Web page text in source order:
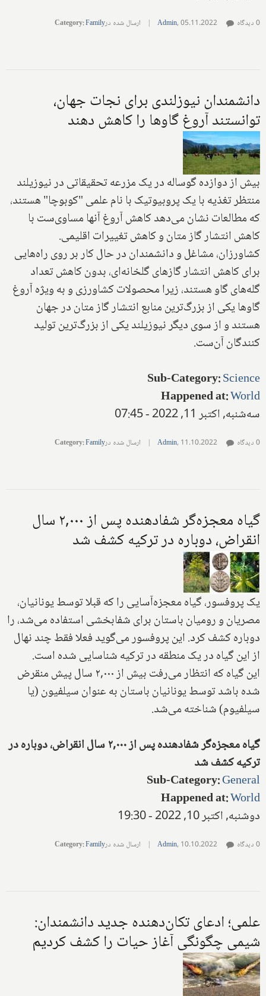
Admin,05.11.2022
| ارسال شده در Category:Family 0 دیدگاه
دانشمندان نیوزلندی برای نجات جهان،
توانستند آروغ گاوها را کاهش دهند
بیش از دوازده گوساله در یک مزرعه تحقیقاتی در نیوزیلند
منتظر تغذیه با یک پروبیوتیک با نام علمی "کوبوچا" هستند،
که مطالعات نشان می‌دهد کاهش آروغ آنها مساوی‌ست با
کاهش انتشار گاز متان و کاهش تغییرات اقلیمی.
کشاورزان، مشاغل و دانشمندان در حال کار بر روی راه‌هایی
برای کاهش انتشار گازهای گلخانه‌ای، بدون کاهش تعداد
گله‌های گاو هستند، زیرا محصولات کشاورزی و به ویژه آروغ
گاوها یکی از بزرگ‌ترین منابع انتشار گاز متان در جهان
هستند و از سوی دیگر نیوزیلند یکی از بزرگ‌ترین تولید
کنندگان آن‌ست.
Sub-Category:Science
Happened at:World
سه‌شنبه, اکتبر 11, 2022 - 07:45
Admin, 11.10.2022
| ارسال شده در Category:Family 0 دیدگاه
گیاه معجزه‌گر شفادهنده پس از ۲,۰۰۰ سال
انقراض، دوباره در ترکیه کشف شد
یک پروفسور، گیاه معجزه‌آسایی را که قبلا توسط یونانیان،
مصریان و رومیان باستان برای شفابخشی استفاده می‌شد، را
دوباره کشف کرد. این پروفسور می‌گوید فعلا فقط چند نهال
از این گیاه در یک منطقه در ترکیه شناسایی شده است.
این گیاه که انتظار می‌رفت بیش از ۲,۰۰۰ سال پیش منقرض
شده باشد توسط یونانیان باستان به عنوان سیلفیون (یا
سیلفیوم) شناخته می‌شد.
گیاه معجزه‌گر شفادهنده پس از ۲,۰۰۰ سال انقراض، دوباره در
ترکیه کشف شد
Sub-Category:General
Happened at:World
دوشنبه, اکتبر 10, 2022 - 19:30
Admin, 10.10.2022
| ارسال شده در Category:Family 0 دیدگاه
علمی؛ ادعای تکان‌دهنده جدید دانشمندان:
شیمی چگونگی آغاز حیات را کشف کردیم